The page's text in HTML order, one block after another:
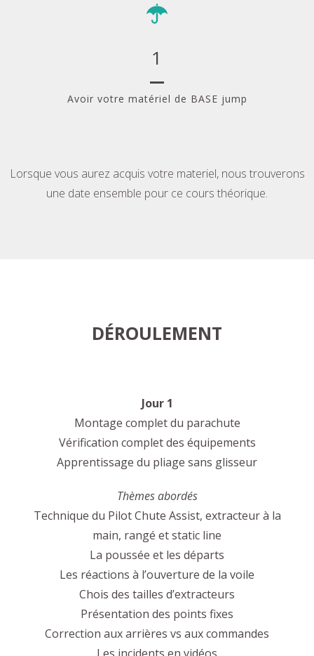
1
Avoir votre matériel de BASE jump
Lorsque vous aurez acquis votre materiel, nous trouverons
une date ensemble pour ce cours théorique.
DÉROULEMENT
Jour 1
Montage complet du parachute
Vérification complet des équipements
Apprentissage du pliage sans glisseur
Thèmes abordés
Technique du Pilot Chute Assist, extracteur à la
main, rangé et static line
La poussée et les départs
Les réactions à l’ouverture de la voile
Chois des tailles d’extracteurs
Présentation des points fixes
Correction aux arrières vs aux commandes